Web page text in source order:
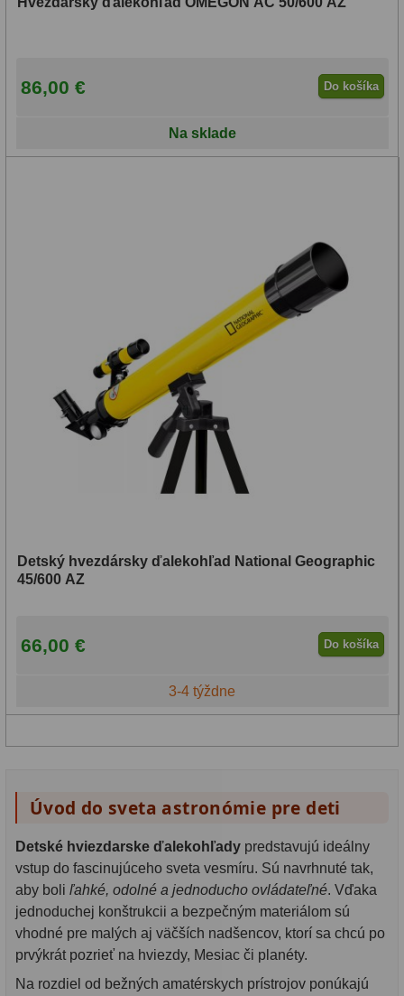
86,00 € Do košíka
Na sklade
Detský hvezdársky ďalekohľad National Geographic
45/600 AZ
66,00 € Do košíka
3-4 týždne
Úvod do sveta astronómie pre deti
Detské hviezdarske ďalekohľady predstavujú ideálny
vstup do fascinujúceho sveta vesmíru. Sú navrhnuté tak,
aby boli ľahké, odolné a jednoducho ovládateľné. Vďaka
jednoduchej konštrukcii a bezpečným materiálom sú
vhodné pre malých aj väčších nadšencov, ktorí sa chcú po
prvýkrát pozrieť na hviezdy, Mesiac či planéty.
Na rozdiel od bežných amatérskych prístrojov ponúkajú